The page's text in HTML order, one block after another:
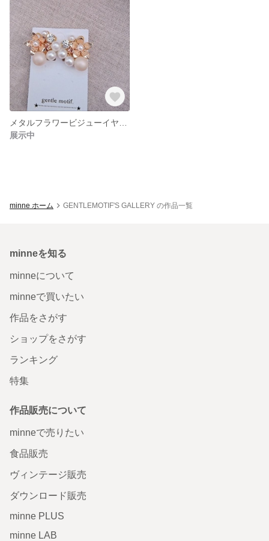
展示中
minne ホーム GENTLEMOTIF'S GALLERY の作品一覧
minneを知る
minneについて
minneで買いたい
作品をさがす
ショップをさがす
ランキング
特集
作品販売について
minneで売りたい
食品販売
ヴィンテージ販売
ダウンロード販売
minne PLUS
minne LAB